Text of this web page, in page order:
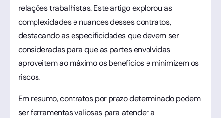
relações trabalhistas. Este artigo explorou as
complexidades e nuances desses contratos,
destacando as especificidades que devem ser
consideradas para que as partes envolvidas
aproveitem ao máximo os benefícios e minimizem os
riscos.
Em resumo, contratos por prazo determinado podem
ser ferramentas valiosas para atender a